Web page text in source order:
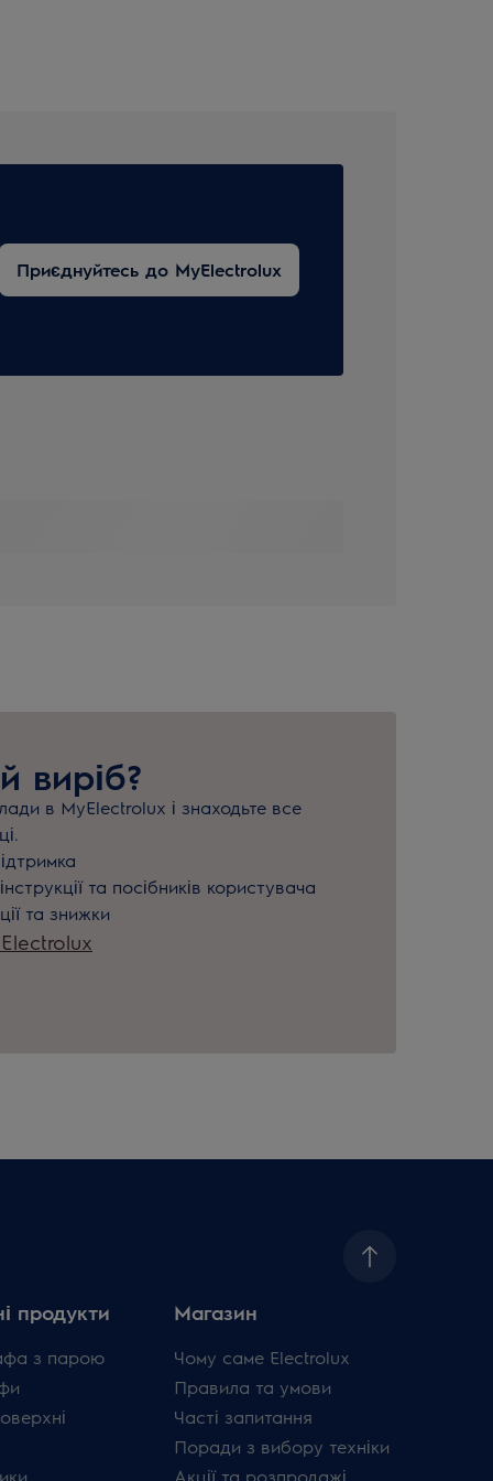
Приєднуйтесь до MyElectrolux
виріб?
в MyElectrolux і знаходьте все
та посібників користувача
та знижки
продукти
з парою
Магазин
Чому саме Electrolux
Правила та умови
Часті запитання
Поради з вибору техніки
Акції та розпродажі